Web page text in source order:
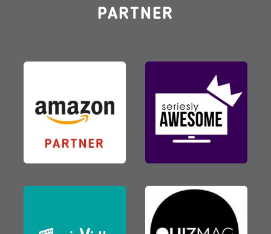
PARTNER